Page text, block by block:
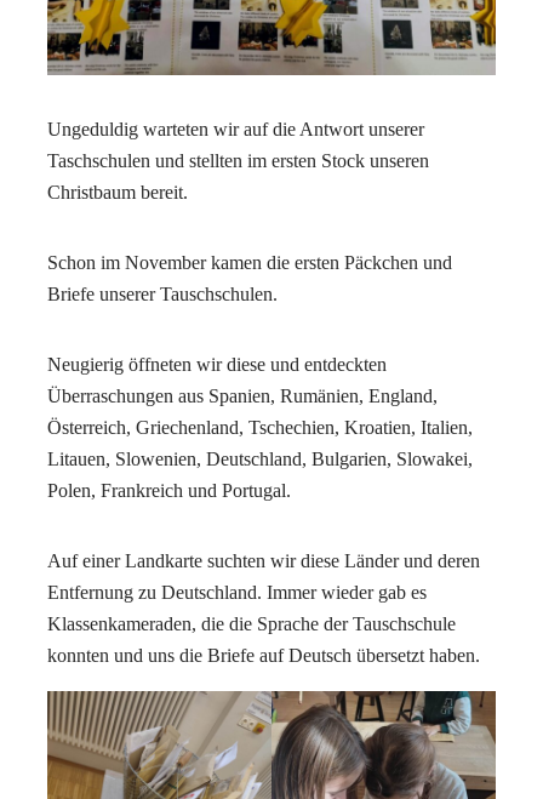
Ungeduldig warteten wir auf die Antwort unserer
Taschschulen und stellten im ersten Stock unseren
Christbaum bereit.
Schon im November kamen die ersten Päckchen und
Briefe unserer Tauschschulen.
Neugierig öffneten wir diese und entdeckten
Überraschungen aus Spanien, Rumänien, England,
Österreich, Griechenland, Tschechien, Kroatien, Italien,
Litauen, Slowenien, Deutschland, Bulgarien, Slowakei,
Polen, Frankreich und Portugal.
Auf einer Landkarte suchten wir diese Länder und deren
Entfernung zu Deutschland. Immer wieder gab es
Klassenkameraden, die die Sprache der Tauschschule
konnten und uns die Briefe auf Deutsch übersetzt haben.